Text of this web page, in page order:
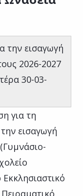
την εισαγωγή
2026-2027
30-03-
για τη
εισαγωγή